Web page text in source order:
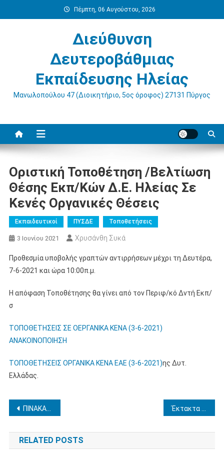
στο
Πέμπτη, 06 Αυγούστου, 2026
Διεύθυνση
Δευτεροβάθμιας
Εκπαίδευσης Ηλείας
Μανωλοπούλου 47 (Διοικητήριο, 5ος όροφος) 27131 Πύργος
Οριστική Τοποθέτηση /Βελτίωση
Θέσης Εκπ/κών Δ.Ε. Ηλείας Σε
Κενές Οργανικές Θέσεις
Εκπαιδευτικοί ΠΥΣΔΕ Τοποθετήσεις
3 Ιουνίου 2021 Χρυσάνθη Συκά
Προθεσμία υποβολής γραπτών αντιρρήσεων μέχρι τη Δευτέρα,
7-6-2021 και ώρα 10:00π.μ.
Η απόφαση Τοποθέτησης θα γίνει από τον Περιφ/κό Δντή Εκπ/
σ
ΤΟΠΟΘΕΤΗΣΕΙΣ ΣΕ ΟΕΡΓΑΝΙΚΑ ΚΕΝΑ (3-6-2021)
ΑΝΑΚΟΙΝΟΠΟΙΗΣΗ
ΤΟΠΟΘΕΤΗΣΕΙΣ ΟΡΓΑΝΙΚΑ ΚΕΝΑ ΕΑΕ (3-6-2021)ης Δυτ.
Ελλάδας.
Πλοήγηση
άρθρων
ΠΙΝΑΚΑΣ ΜΟΡΙΩΝ-ΚΕΝΩΝ-ΑΙΤΗΣΗ ΤΟΠΟΘΕΤΗΣΗΣ ΕΕΠ-ΕΒΠ
RELATED POSTS